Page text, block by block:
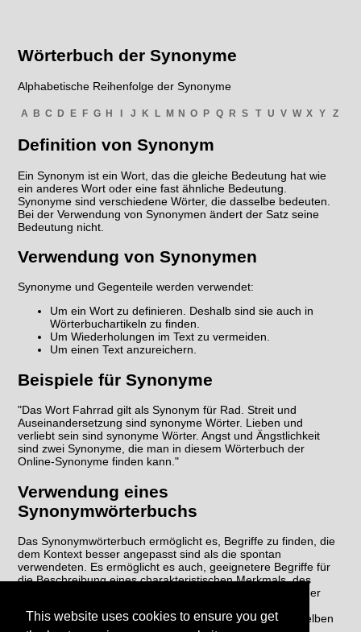
This website uses cookies to ensure you get
Wörterbuch der Synonyme
Alphabetische Reihenfolge der Synonyme
A B C D E F G H I J K L M N O P Q R S T U V W X Y Z
Definition von Synonym
Ein Synonym ist ein Wort, das die gleiche Bedeutung hat wie
ein anderes Wort oder eine fast ähnliche Bedeutung.
Synonyme sind verschiedene Wörter, die dasselbe bedeuten.
Bei der Verwendung von Synonymen ändert der Satz seine
Bedeutung nicht.
Verwendung von Synonymen
Synonyme und Gegenteile werden verwendet:
Um ein Wort zu definieren. Deshalb sind sie auch in
Wörterbuchartikeln zu finden.
Um Wiederholungen im Text zu vermeiden.
Um einen Text anzureichern.
Beispiele für Synonyme
"Das Wort Fahrrad gilt als Synonym für Rad. Streit und
Auseinandersetzung sind synonyme Wörter. Lieben und
verliebt sein sind synonyme Wörter. Angst und Ängstlichkeit
sind zwei Synonyme, die man in diesem Wörterbuch der
Online-Synonyme finden kann."
Verwendung eines
Synonymwörterbuchs
Das Synonymwörterbuch ermöglicht es, Begriffe zu finden, die
dem Kontext besser angepasst sind als die spontan
verwendeten. Es ermöglicht es auch, geeignetere Begriffe für
die Beschreibung eines charakteristischen Merkmals, des
Zwecks, der Funktion usw. der Sache, des Wesens und der
Synonymwörterbuch die Wiederholung von Wörtern im selben